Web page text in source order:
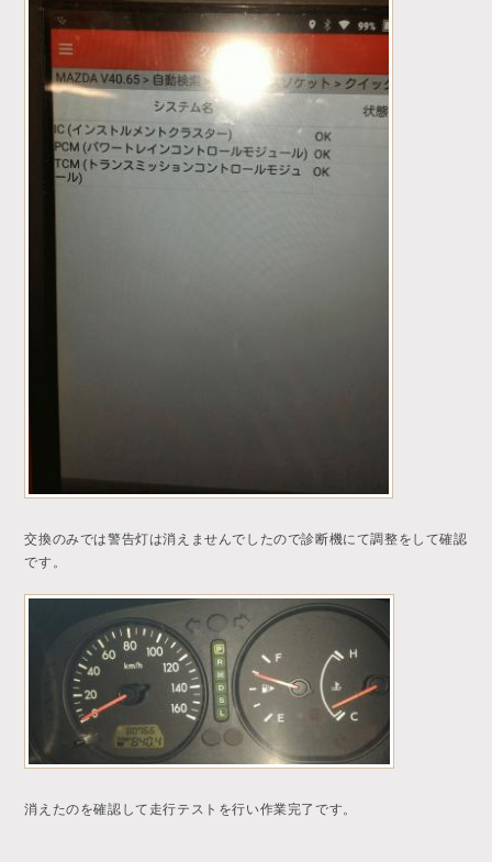
交換のみでは警告灯は消えませんでしたので診断機にて調整をして確認
です。
消えたのを確認して走行テストを行い作業完了です。